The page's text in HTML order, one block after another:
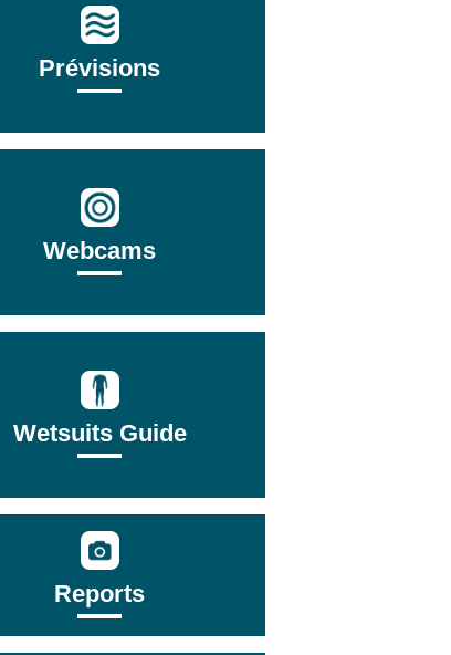
Prévisions
Webcams
Wetsuits Guide
Reports